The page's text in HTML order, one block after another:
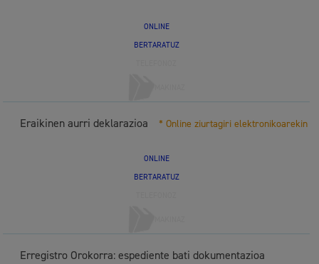
ONLINE
BERTARATUZ
Eraikinen aurri deklarazioa * Online ziurtagiri elektronikoarekin
ONLINE
BERTARATUZ
Erregistro Orokorra: espediente bati dokumentazioa